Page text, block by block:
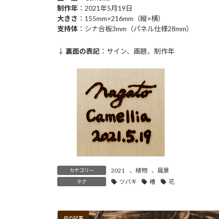
制作年 ：2021年5月19日
大きさ ：155mm×216mm（縦×横）
支持体 ：シナ合板3mm（パネル仕様28mm）
↓ 裏面の表記 ：サイン、画題、制作年
カテゴリー 2021 、 植物 、 風景
タグ ツバキ 椿 花